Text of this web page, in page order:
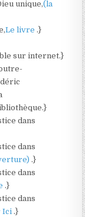
unique,(la
Le livre.}
sur internet.}
dans
dans
.}
dans
.}
dans
Ici.}